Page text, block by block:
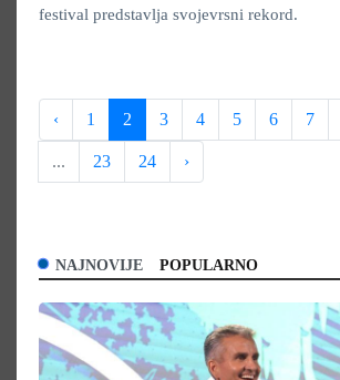
festival predstavlja svojevrsni rekord.
‹ 1 2 3 4 5 6 7
... 23 24 ›
NAJNOVIJE POPULARNO